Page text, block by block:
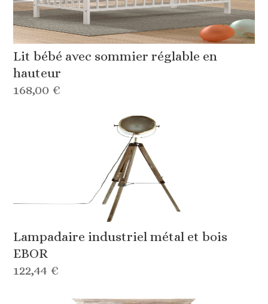
Lit bébé avec sommier réglable en
hauteur
168,00 €
Lampadaire industriel métal et bois
EBOR
122,44 €